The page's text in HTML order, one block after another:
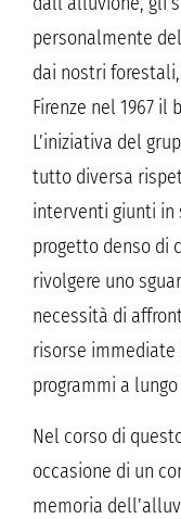
personalmente
dai nostri
Firenze nel 1967 il
L’iniziativa del
tutto diversa
interventi giunti in
progetto denso di
rivolgere uno
necessità di
risorse immediate
programmi a
Nel corso di
occasione di un
memoria